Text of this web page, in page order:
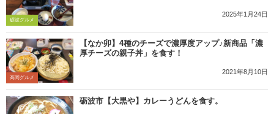
砺波グルメ
2025年1月24日
高岡グルメ
【なか卯】4種のチーズで濃厚度アップ♪新商品「濃
厚チーズの親子丼」を食す！
2021年8月10日
砺波市【大黒や】カレーうどんを食す。